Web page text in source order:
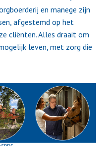
en manege zijn
afgestemd op het
cliënten. Alles draait om
leven, met zorg die